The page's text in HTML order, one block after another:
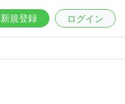
新規登録 ログイン